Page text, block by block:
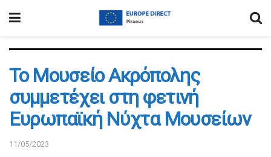
Το Μουσείο Ακρόπολης
συμμετέχει στη φετινή
Ευρωπαϊκή Νύχτα Μουσείων
11/05/2023